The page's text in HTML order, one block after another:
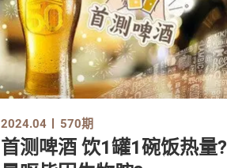
2024.04 570期
首测啤酒 饮1罐1碗饭热量?